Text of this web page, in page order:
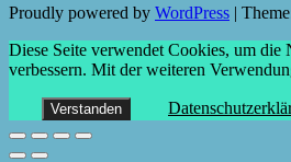
Proudly powered by WordPress
Diese Seite verwendet Cookies, um die
verbessern. Mit der weiteren
Verstanden